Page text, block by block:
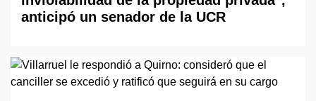
anticipó un senador de la UCR